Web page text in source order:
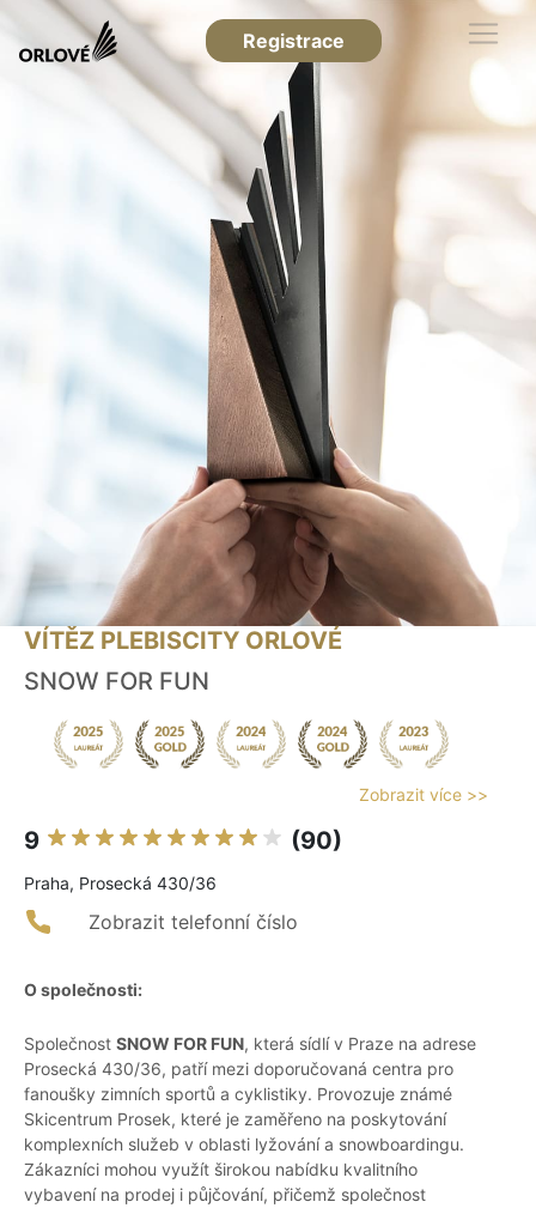
Registrace
VÍTĚZ PLEBISCITY ORLOVÉ
SNOW FOR FUN
Zobrazit více >>
9 (90)
Praha, Prosecká 430/36
Zobrazit telefonní číslo
O společnosti:
Společnost SNOW FOR FUN, která sídlí v Praze na adrese
Prosecká 430/36, patří mezi doporučovaná centra pro
fanoušky zimních sportů a cyklistiky. Provozuje známé
Skicentrum Prosek, které je zaměřeno na poskytování
komplexních služeb v oblasti lyžování a snowboardingu.
Zákazníci mohou využít širokou nabídku kvalitního
vybavení na prodej i půjčování, přičemž společnost